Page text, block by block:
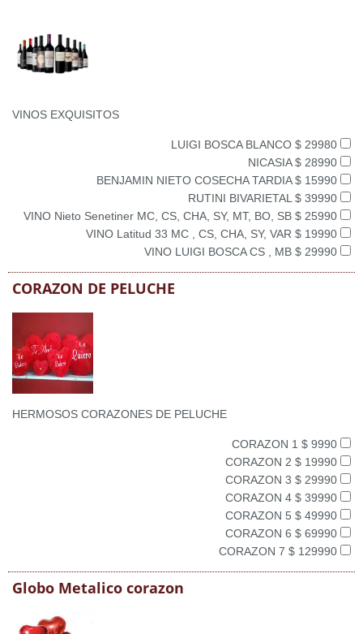
VINOS EXQUISITOS
LUIGI BOSCA BLANCO $ 29980
NICASIA $ 28990
BENJAMIN NIETO COSECHA TARDIA $ 15990
RUTINI BIVARIETAL $ 39990
VINO Nieto Senetiner MC, CS, CHA, SY, MT, BO, SB $ 25990
VINO Latitud 33 MC , CS, CHA, SY, VAR $ 19990
VINO LUIGI BOSCA CS , MB $ 29990
CORAZON DE PELUCHE
HERMOSOS CORAZONES DE PELUCHE
CORAZON 1 $ 9990
CORAZON 2 $ 19990
CORAZON 3 $ 29990
CORAZON 4 $ 39990
CORAZON 5 $ 49990
CORAZON 6 $ 69990
CORAZON 7 $ 129990
Globo Metalico corazon